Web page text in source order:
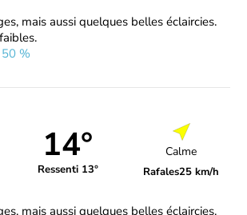
mais aussi quelques belles éclaircies.
50 %
14°
Ressenti 13°
Calme
Rafales25 km/h
mais aussi quelques belles éclaircies.